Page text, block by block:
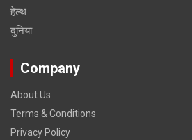
हेल्‍थ
दुनिया
Company
About Us
Terms & Conditions
Privacy Policy